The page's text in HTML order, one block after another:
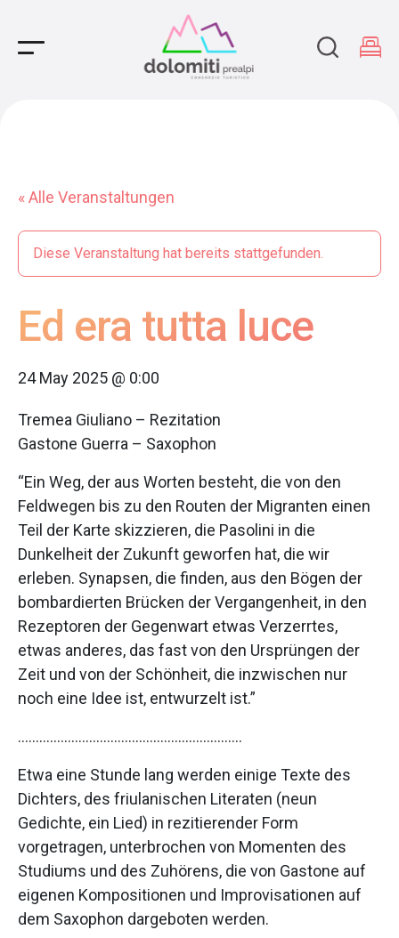
Main Navigation
« Alle Veranstaltungen
Diese Veranstaltung hat bereits stattgefunden.
Ed era tutta luce
24 May 2025 @ 0:00
Tremea Giuliano – Rezitation
Gastone Guerra – Saxophon
“Ein Weg, der aus Worten besteht, die von den
Feldwegen bis zu den Routen der Migranten einen
Teil der Karte skizzieren, die Pasolini in die
Dunkelheit der Zukunft geworfen hat, die wir
erleben. Synapsen, die finden, aus den Bögen der
bombardierten Brücken der Vergangenheit, in den
Rezeptoren der Gegenwart etwas Verzerrtes,
etwas anderes, das fast von den Ursprüngen der
Zeit und von der Schönheit, die inzwischen nur
noch eine Idee ist, entwurzelt ist.”
………………………………………………………
Etwa eine Stunde lang werden einige Texte des
Dichters, des friulanischen Literaten (neun
Gedichte, ein Lied) in rezitierender Form
vorgetragen, unterbrochen von Momenten des
Studiums und des Zuhörens, die von Gastone auf
eigenen Kompositionen und Improvisationen auf
dem Saxophon dargeboten werden.